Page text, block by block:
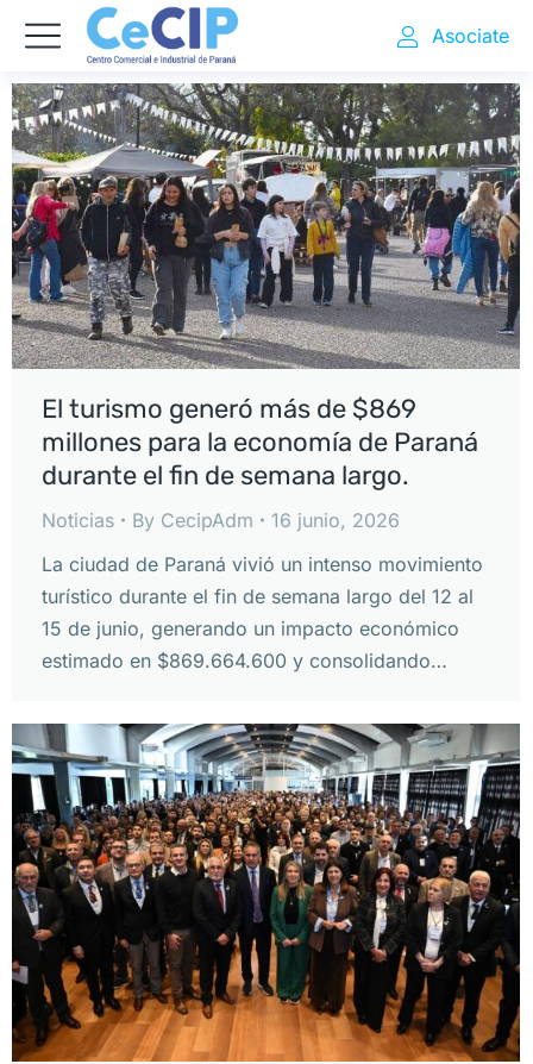
Asociate
El turismo generó más de $869
millones para la economía de Paraná
durante el fin de semana largo.
Noticias By CecipAdm
16 junio, 2026
La ciudad de Paraná vivió un intenso movimiento
turístico durante el fin de semana largo del 12 al
15 de junio, generando un impacto económico
estimado en $869.664.600 y consolidando…